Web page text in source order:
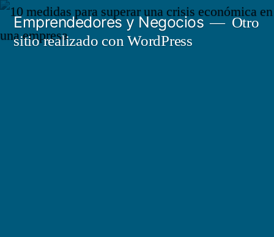
Saltar
al
Emprendedores y Negocios
Otro
sitio realizado con WordPress